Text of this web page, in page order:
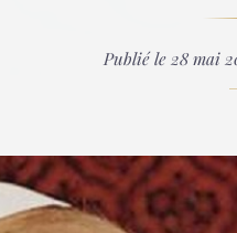
Publié le 28 mai